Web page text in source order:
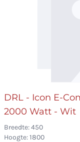
DRL - Icon E-
2000 Watt - Wit
Breedte: 450
Hoogte: 1800